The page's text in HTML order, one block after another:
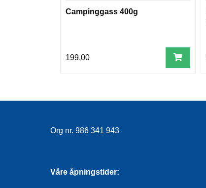
Campinggass 400g
199,00
Org nr. 986 341 943
Våre åpningstider: